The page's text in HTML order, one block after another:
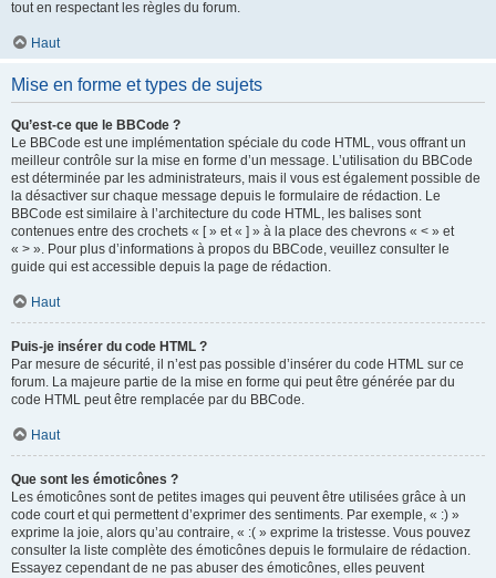
tout en respectant les règles du forum.
Haut
Mise en forme et types de sujets
Qu’est-ce que le BBCode ?
Le BBCode est une implémentation spéciale du code HTML, vous offrant un
meilleur contrôle sur la mise en forme d’un message. L’utilisation du BBCode
est déterminée par les administrateurs, mais il vous est également possible de
la désactiver sur chaque message depuis le formulaire de rédaction. Le
BBCode est similaire à l’architecture du code HTML, les balises sont
contenues entre des crochets « [ » et « ] » à la place des chevrons « < » et
« > ». Pour plus d’informations à propos du BBCode, veuillez consulter le
guide qui est accessible depuis la page de rédaction.
Haut
Puis-je insérer du code HTML ?
Par mesure de sécurité, il n’est pas possible d’insérer du code HTML sur ce
forum. La majeure partie de la mise en forme qui peut être générée par du
code HTML peut être remplacée par du BBCode.
Haut
Que sont les émoticônes ?
Les émoticônes sont de petites images qui peuvent être utilisées grâce à un
code court et qui permettent d’exprimer des sentiments. Par exemple, « :) »
exprime la joie, alors qu’au contraire, « :( » exprime la tristesse. Vous pouvez
consulter la liste complète des émoticônes depuis le formulaire de rédaction.
Essayez cependant de ne pas abuser des émoticônes, elles peuvent